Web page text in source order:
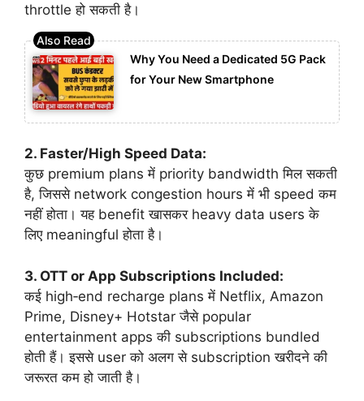
throttle हो सकती है।
Why You Need a Dedicated 5G Pack
for Your New Smartphone
2. Faster/High Speed Data:
कुछ premium plans में priority bandwidth मिल सकती
है, जिससे network congestion hours में भी speed कम
नहीं होता। यह benefit खासकर heavy data users के
लिए meaningful होता है।
3. OTT or App Subscriptions Included:
कई high‑end recharge plans में Netflix, Amazon
Prime, Disney+ Hotstar जैसे popular
entertainment apps की subscriptions bundled
होती हैं। इससे user को अलग से subscription खरीदने की
जरूरत कम हो जाती है।